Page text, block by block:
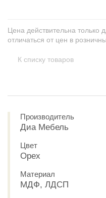
Цена действительна только
отличаться от цен в
К списку товаров
Производитель
Диа Мебель
Цвет
Орех
Материал
МДФ, ЛДСП